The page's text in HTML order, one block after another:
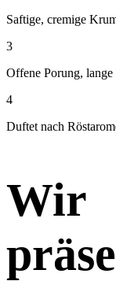
Saftige, cremige
3
Offene Porung,
4
Duftet nach
Wir